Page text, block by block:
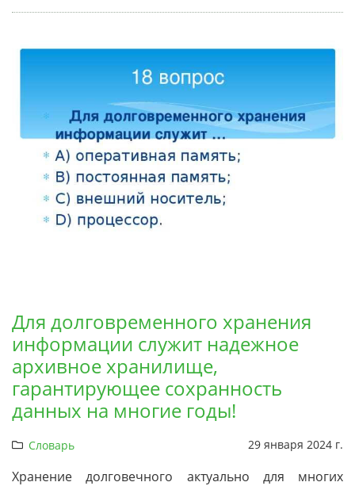
Для долговременного хранения
информации служит надежное
архивное хранилище,
гарантирующее сохранность
данных на многие годы!
Словарь 29 января 2024 г.
Хранение долговечного актуально для многих